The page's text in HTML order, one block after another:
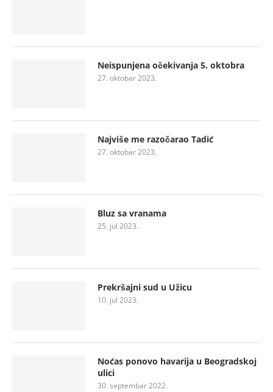
Neispunjena očekivanja 5. oktobra
27. oktobar 2023.
Najviše me razočarao Tadić
27. oktobar 2023.
Bluz sa vranama
25. jul 2023.
Prekršajni sud u Užicu
10. jul 2023.
Noćas ponovo havarija u Beogradskoj
ulici
30. septembar 2022.